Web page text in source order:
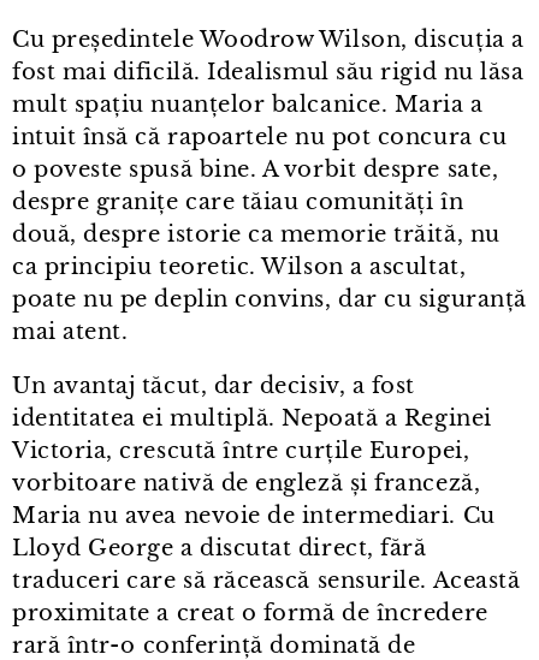
Cu președintele Woodrow Wilson, discuția a
fost mai dificilă. Idealismul său rigid nu lăsa
mult spațiu nuanțelor balcanice. Maria a
intuit însă că rapoartele nu pot concura cu
o poveste spusă bine. A vorbit despre sate,
despre granițe care tăiau comunități în
două, despre istorie ca memorie trăită, nu
ca principiu teoretic. Wilson a ascultat,
poate nu pe deplin convins, dar cu siguranță
mai atent.
Un avantaj tăcut, dar decisiv, a fost
identitatea ei multiplă. Nepoată a Reginei
Victoria, crescută între curțile Europei,
vorbitoare nativă de engleză și franceză,
Maria nu avea nevoie de intermediari. Cu
Lloyd George a discutat direct, fără
traduceri care să răcească sensurile. Această
proximitate a creat o formă de încredere
rară într⁠-⁠o conferință dominată de